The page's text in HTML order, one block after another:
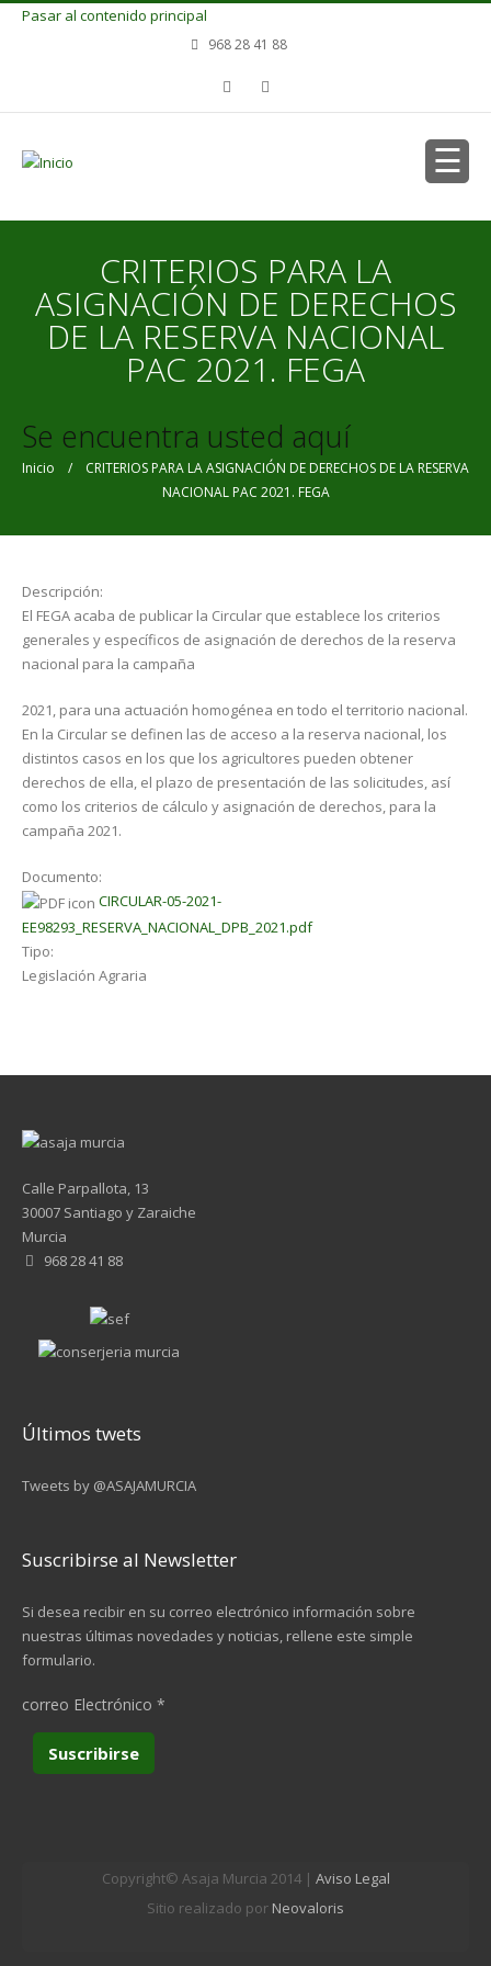
Pasar al contenido principal
968 28 41 88
CRITERIOS PARA LA
ASIGNACIÓN DE DERECHOS
DE LA RESERVA NACIONAL
PAC 2021. FEGA
Se encuentra usted aquí
Inicio / CRITERIOS PARA LA ASIGNACIÓN DE DERECHOS DE LA RESERVA
NACIONAL PAC 2021. FEGA
Descripción:
El FEGA acaba de publicar la Circular que establece los criterios
generales y específicos de asignación de derechos de la reserva
nacional para la campaña
2021, para una actuación homogénea en todo el territorio nacional.
En la Circular se definen las de acceso a la reserva nacional, los
distintos casos en los que los agricultores pueden obtener
derechos de ella, el plazo de presentación de las solicitudes, así
como los criterios de cálculo y asignación de derechos, para la
campaña 2021.
Documento:
CIRCULAR-05-2021-
EE98293_RESERVA_NACIONAL_DPB_2021.pdf
Tipo:
Legislación Agraria
Calle Parpallota, 13
30007 Santiago y Zaraiche
Murcia
968 28 41 88
Últimos twets
Tweets by @ASAJAMURCIA
Suscribirse al Newsletter
Si desea recibir en su correo electrónico información sobre
nuestras últimas novedades y noticias, rellene este simple
formulario.
correo Electrónico *
Copyright© Asaja Murcia 2014 | Aviso Legal
Sitio realizado por Neovaloris